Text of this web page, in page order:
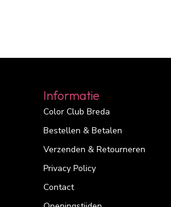
Informatie
Color Club Breda
Bestellen & Betalen
Verzenden & Retourneren
Privacy Policy
Contact